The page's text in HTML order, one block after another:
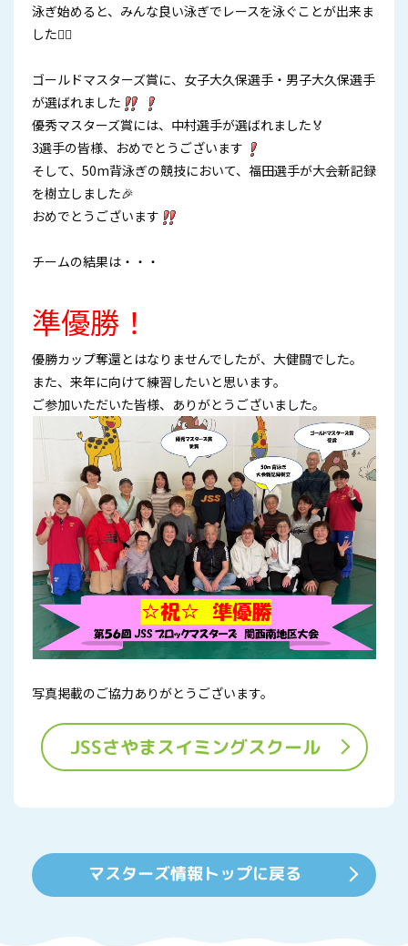
泳ぎ始めると、みんな良い泳ぎでレースを泳ぐことが出来ま
した🏊‍♀️
ゴールドマスターズ賞に、女子大久保選手・男子大久保選手
が選ばれました
優秀マスターズ賞には、中村選手が選ばれました🏅
3選手の皆様、おめでとうございます
そして、50m背泳ぎの競技において、福田選手が大会新記録
を樹立しました🎉
おめでとうございます
チームの結果は・・・
準優勝！
優勝カップ奪還とはなりませんでしたが、大健闘でした。
また、来年に向けて練習したいと思います。
ご参加いただいた皆様、ありがとうございました。
写真掲載のご協力ありがとうございます。
JSSさやまスイミングスクール
マスターズ情報トップに戻る